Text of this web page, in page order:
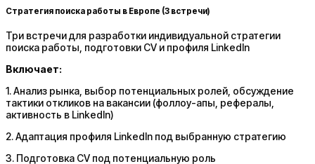
Стратегия поиска работы в Европе (3 встречи)
Три встречи для разработки индивидуальной стратегии
поиска работы, подготовки CV и профиля LinkedIn
Включает:
1. Анализ рынка, выбор потенциальных ролей, обсуждение
тактики откликов на вакансии (фоллоу-апы, рефералы,
активность в LinkedIn)
2. Адаптация профиля LinkedIn под выбранную стратегию
3. Подготовка CV под потенциальную роль